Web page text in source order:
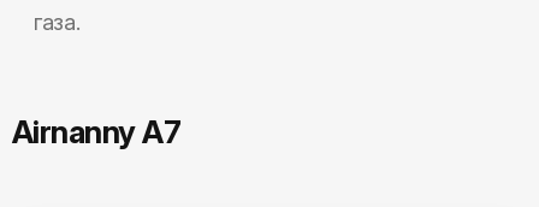
газа.
Airnanny A7